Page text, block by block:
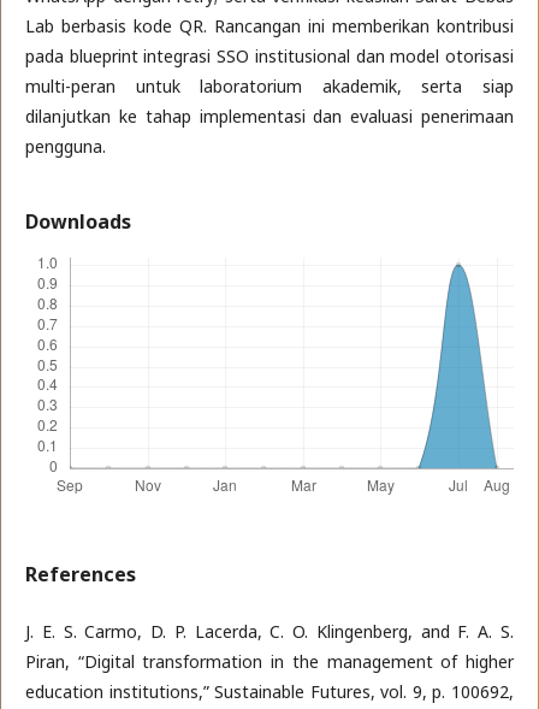
Lab berbasis kode QR. Rancangan ini memberikan kontribusi
pada blueprint integrasi SSO institusional dan model otorisasi
multi-peran untuk laboratorium akademik, serta siap
dilanjutkan ke tahap implementasi dan evaluasi penerimaan
pengguna.
Downloads
References
J. E. S. Carmo, D. P. Lacerda, C. O. Klingenberg, and F. A. S.
Piran, “Digital transformation in the management of higher
education institutions,” Sustainable Futures, vol. 9, p. 100692,